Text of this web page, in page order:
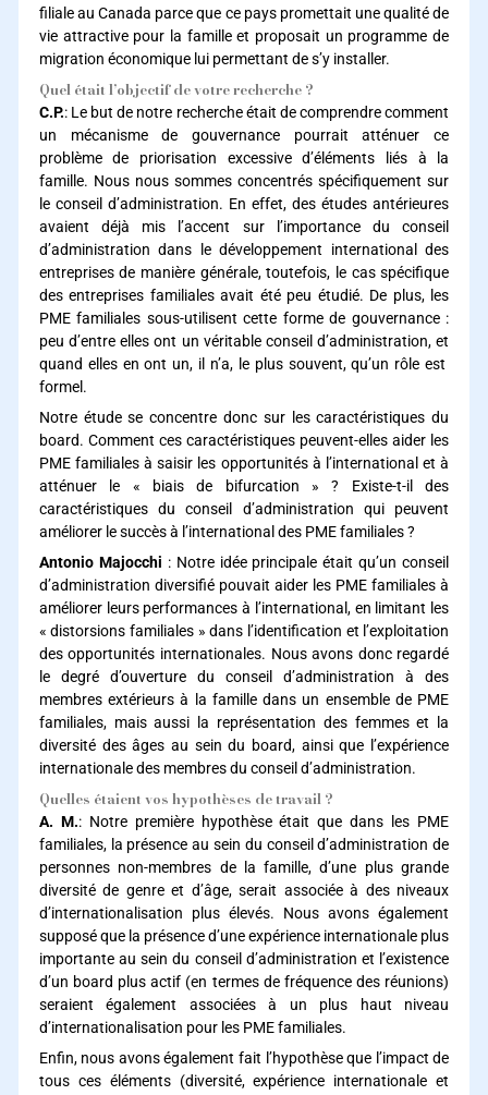
filiale au Canada parce que ce pays promettait une qualité de
vie attractive pour la famille et proposait un programme de
migration économique lui permettant de s’y installer.
Quel était l’objectif de votre recherche ?
C.P.: Le but de notre recherche était de comprendre comment
un mécanisme de gouvernance pourrait atténuer ce
problème de priorisation excessive d’éléments liés à la
famille. Nous nous sommes concentrés spécifiquement sur
le conseil d’administration. En effet, des études antérieures
avaient déjà mis l’accent sur l’importance du conseil
d’administration dans le développement international des
entreprises de manière générale, toutefois, le cas spécifique
des entreprises familiales avait été peu étudié. De plus, les
PME familiales sous-utilisent cette forme de gouvernance :
peu d’entre elles ont un véritable conseil d’administration, et
quand elles en ont un, il n’a, le plus souvent, qu’un rôle est
formel.
Notre étude se concentre donc sur les caractéristiques du
board. Comment ces caractéristiques peuvent-elles aider les
PME familiales à saisir les opportunités à l’international et à
atténuer le « biais de bifurcation » ? Existe-t-il des
caractéristiques du conseil d’administration qui peuvent
améliorer le succès à l’international des PME familiales ?
Antonio Majocchi : Notre idée principale était qu’un conseil
d’administration diversifié pouvait aider les PME familiales à
améliorer leurs performances à l’international, en limitant les
« distorsions familiales » dans l’identification et l’exploitation
des opportunités internationales. Nous avons donc regardé
le degré d’ouverture du conseil d’administration à des
membres extérieurs à la famille dans un ensemble de PME
familiales, mais aussi la représentation des femmes et la
diversité des âges au sein du board, ainsi que l’expérience
internationale des membres du conseil d’administration.
Quelles étaient vos hypothèses de travail ?
A. M.: Notre première hypothèse était que dans les PME
familiales, la présence au sein du conseil d’administration de
personnes non-membres de la famille, d’une plus grande
diversité de genre et d’âge, serait associée à des niveaux
d’internationalisation plus élevés. Nous avons également
supposé que la présence d’une expérience internationale plus
importante au sein du conseil d’administration et l’existence
d’un board plus actif (en termes de fréquence des réunions)
seraient également associées à un plus haut niveau
d’internationalisation pour les PME familiales.
Enfin, nous avons également fait l’hypothèse que l’impact de
tous ces éléments (diversité, expérience internationale et